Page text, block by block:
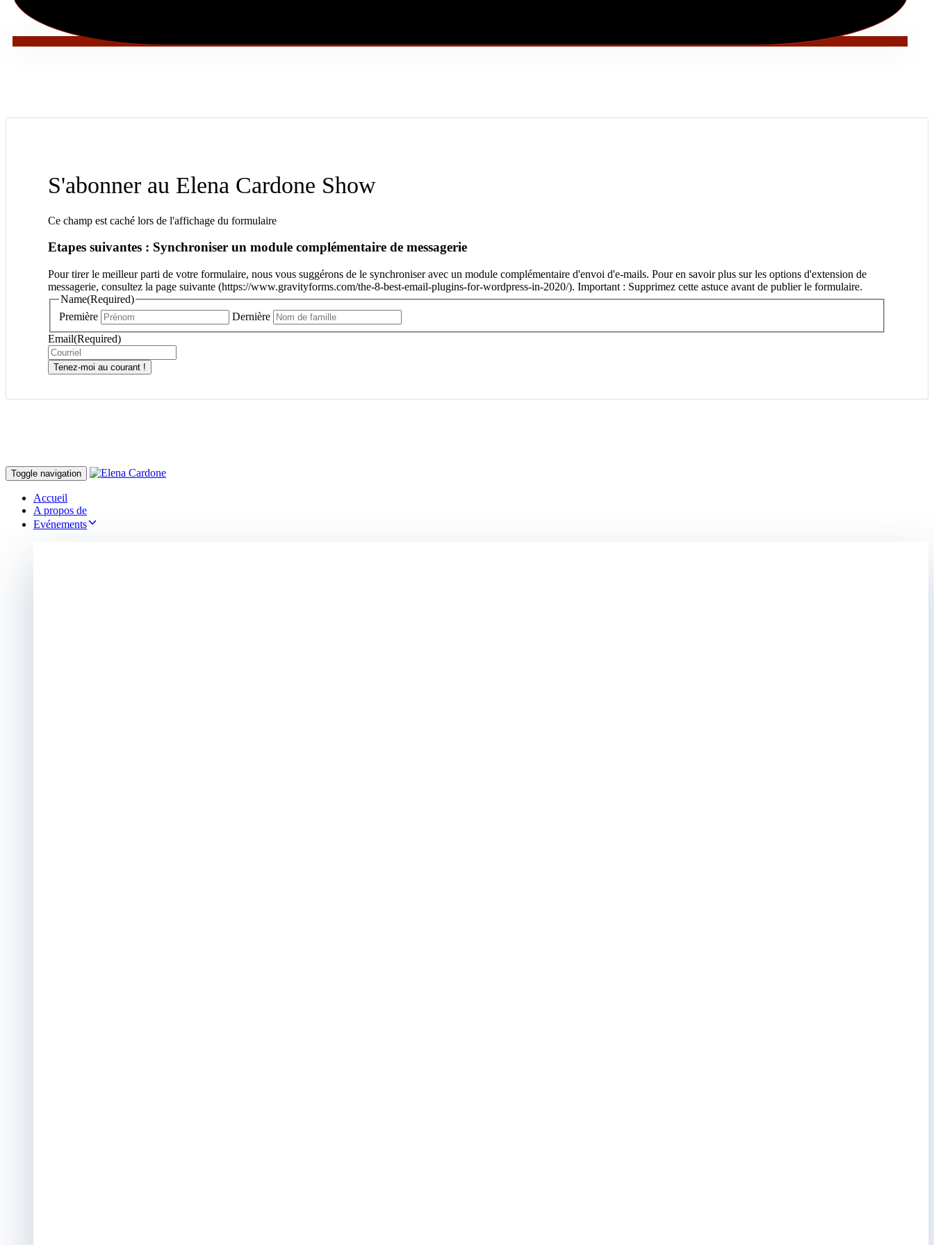
S'abonner au Elena Cardone Show
Ce champ est caché lors de l'affichage du formulaire
Etapes suivantes : Synchroniser un module complémentaire de messagerie
Pour tirer le meilleur parti de votre formulaire, nous vous suggérons de le synchroniser avec un module complémentaire d'envoi d'e-mails. Pour en savoir plus sur les options d'extension de
messagerie, consultez la page suivante (https://www.gravityforms.com/the-8-best-email-plugins-for-wordpress-in-2020/). Important : Supprimez cette astuce avant de publier le formulaire.
Name(Required)
Première
Dernière
Email(Required)
Tenez-moi au courant !
Toggle navigation
Accueil
A propos de
Evénements